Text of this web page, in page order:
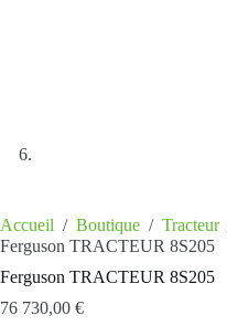
Accueil / Boutique / Tracteur
Ferguson TRACTEUR 8S205
Ferguson TRACTEUR 8S205
76 730,00 €